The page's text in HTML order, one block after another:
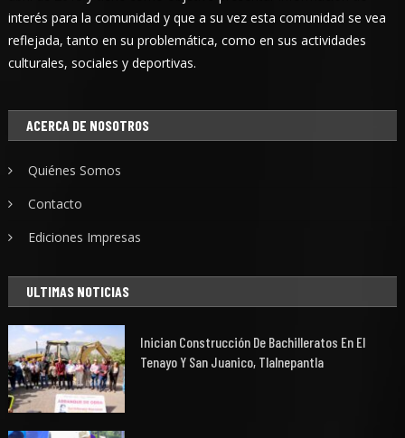
interés para la comunidad y que a su vez esta comunidad se vea
reflejada, tanto en su problemática, como en sus actividades
culturales, sociales y deportivas.
ACERCA DE NOSOTROS
Quiénes Somos
Contacto
Ediciones Impresas
ULTIMAS NOTICIAS
Inician Construcción De Bachilleratos En El
Tenayo Y San Juanico, Tlalnepantla